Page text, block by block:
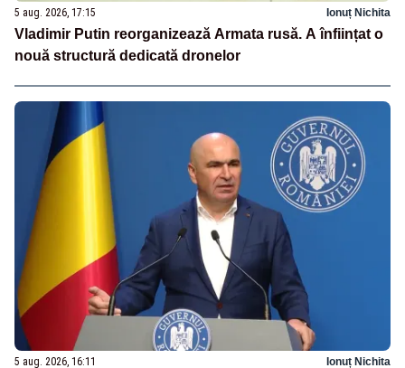
5 aug. 2026, 17:15 Ionuț Nichita
Vladimir Putin reorganizează Armata rusă. A înființat o
nouă structură dedicată dronelor
5 aug. 2026, 16:11 Ionuț Nichita